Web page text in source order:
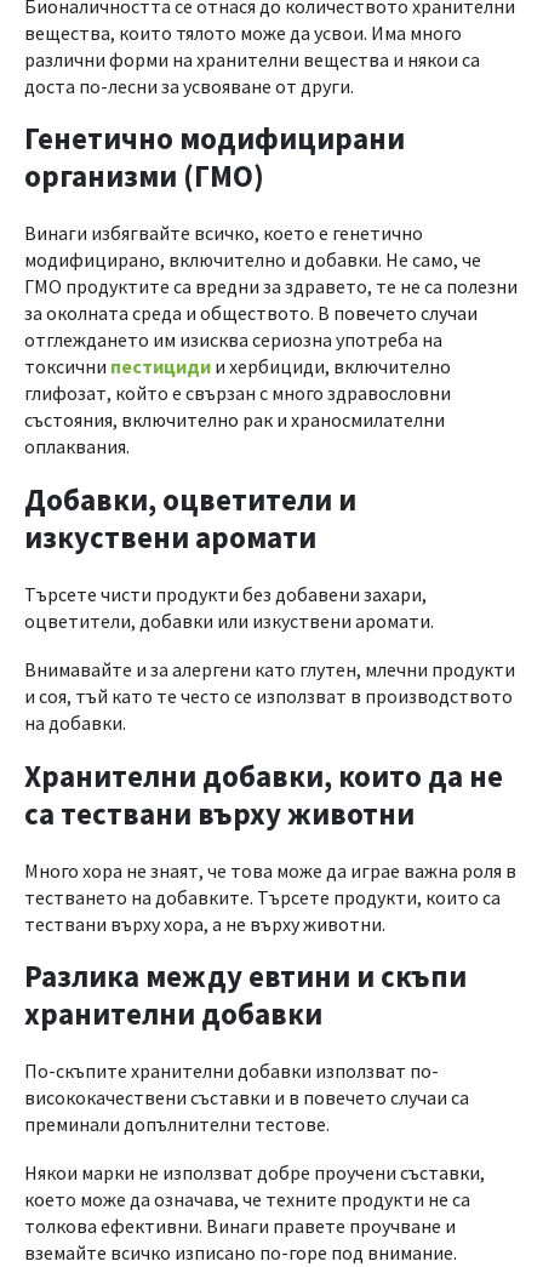
Бионаличността се отнася до количеството хранителни
вещества, които тялото може да усвои. Има много
различни форми на хранителни вещества и някои са
доста по-лесни за усвояване от други.
Генетично модифицирани
организми (ГМО)
Винаги избягвайте всичко, което е генетично
модифицирано, включително и добавки. Не само, че
ГМО продуктите са вредни за здравето, те не са полезни
за околната среда и обществото. В повечето случаи
отглеждането им изисква сериозна употреба на
токсични пестициди и хербициди, включително
глифозат, който е свързан с много здравословни
състояния, включително рак и храносмилателни
оплаквания.
Добавки, оцветители и
изкуствени аромати
Търсете чисти продукти без добавени захари,
оцветители, добавки или изкуствени аромати.
Внимавайте и за алергени като глутен, млечни продукти
и соя, тъй като те често се използват в производството
на добавки.
Хранителни добавки, които да не
са тествани върху животни
Много хора не знаят, че това може да играе важна роля в
тестването на добавките. Търсете продукти, които са
тествани върху хора, а не върху животни.
Разлика между евтини и скъпи
хранителни добавки
По-скъпите хранителни добавки използват по-
висококачествени съставки и в повечето случаи са
преминали допълнителни тестове.
Някои марки не използват добре проучени съставки,
което може да означава, че техните продукти не са
толкова ефективни. Винаги правете проучване и
вземайте всичко изписано по-горе под внимание.